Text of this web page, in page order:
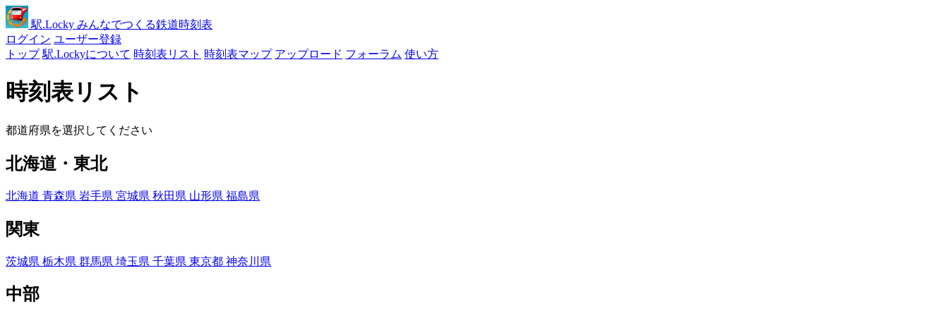
駅.Locky みんなでつくる鉄道時刻表
ログイン ユーザー登録
トップ 駅.Lockyについて 時刻表リスト 時刻表マップ アップロード フォーラム 使い方
時刻表リスト
都道府県を選択してください
北海道・東北
北海道 青森県 岩手県 宮城県 秋田県 山形県 福島県
関東
茨城県 栃木県 群馬県 埼玉県 千葉県 東京都 神奈川県
中部